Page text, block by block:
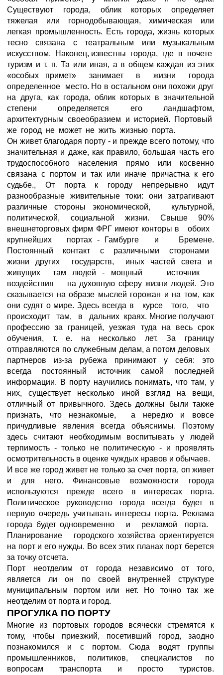
Существуют города, облик которых определяет
тяжелая или горнодобывающая, химическая или
легкая промышленность. Есть города, жизнь которых
тесно связана с театральным или музыкальным
искусством. Наконец, известны города, где в почете
туризм и т. п. Та или иная, а в общем каждая из этих
«особых примет» занимает в жизни города
определенное место. Но в остальном они похожи друг
на друга, как города, облик которых в значительной
степени определяется его ландшафтом,
архитектурным своеобразием и историей. Портовый
же город не может не жить жизнью порта.
Он живет благодаря порту - и прежде всего потому, что
значительная и даже, как правило, большая часть его
трудоспособного населения прямо или косвенно
связана с портом и так или иначе причастна к его
судьбе., От порта к городу непрерывно идут
разнообразные живительные токи: они затрагивают
различные стороны экономической, культурной,
политической, социальной жизни. Свыше 90%
внешнеторговых фирм ФРГ имеют конторы в обоих
крупнейших портах - Гамбурге и Бремене.
Постоянный контакт с различными сторонами
жизни других государств, иных частей света и
живущих там людей - мощный источник
воздействия на духовную сферу жизни людей. Это
сказывается на образе мыслей горожан и на том, как
они судят о мире. Здесь всегда в курсе того, что
происходит там, в дальних краях. Многие получают
профессию за границей, уезжая туда на весь срок
обучения, т. е. на несколько лет. За границу
отправляются по служебным делам, а потом деловых
партнеров из-за рубежа принимают у себя: это
всегда постоянный источник самой последней
информации. В порту научились понимать, что там, у
них, существует несколько иной взгляд на вещи,
отличный от привычного. Здесь должны были также
признать, что незнакомые, а нередко и вовсе
причудливые явления всегда объяснимы. Поэтому
здесь считают необходимым воспитывать у людей
терпимость - только не политическую - и проявлять
осмотрительность в оценке чуждых нравов и обычаев.
И все же город живет не только за счет порта, оп живет
и для него. Финансовые возможности города
используются прежде всего в интересах порта.
Политическое руководство города всегда будет в
первую очередь учитывать интересы порта. Реклама
города будет одновременно и рекламой порта.
Планирование городского хозяйства ориентируется
на порт и его нужды. Во всех этих планах порт берется
за точку отсчета.
Порт неотделим от города независимо от того,
является ли он по своей внутренней структуре
муниципальным портом или нет. Но точно так же
неотделим от порта и город.
ПРОГУЛКА ПО ПОРТУ
Многие из портовых городов всячески стремятся к
тому, чтобы приезжий, посетивший город, заодно
познакомился и с портом. Сюда водят группы
промышленников, политиков, специалистов по
вопросам транспорта и просто туристов.